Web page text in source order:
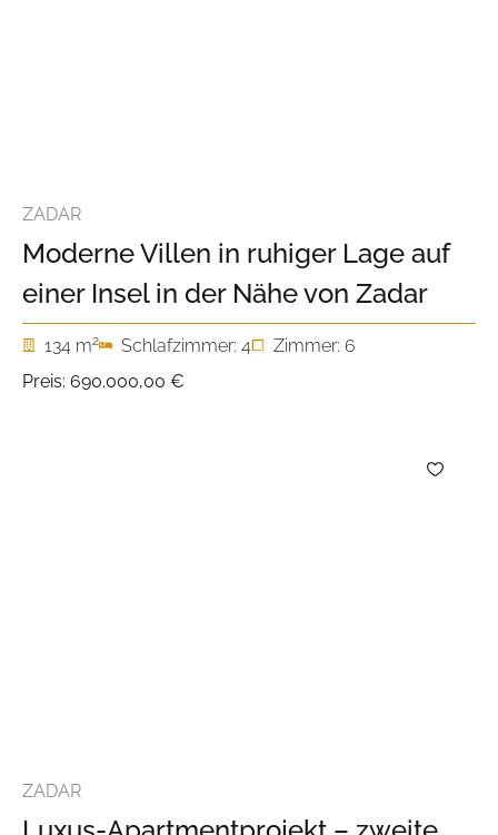
ZADAR
Moderne Villen in ruhiger Lage auf
einer Insel in der Nähe von Zadar
134 m2 Schlafzimmer: 4
Zimmer: 6
Preis: 690.000,00 €
ZADAR